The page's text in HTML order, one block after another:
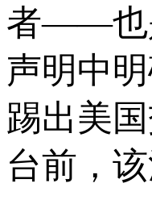
者——也
声明中
踢出美
台前，